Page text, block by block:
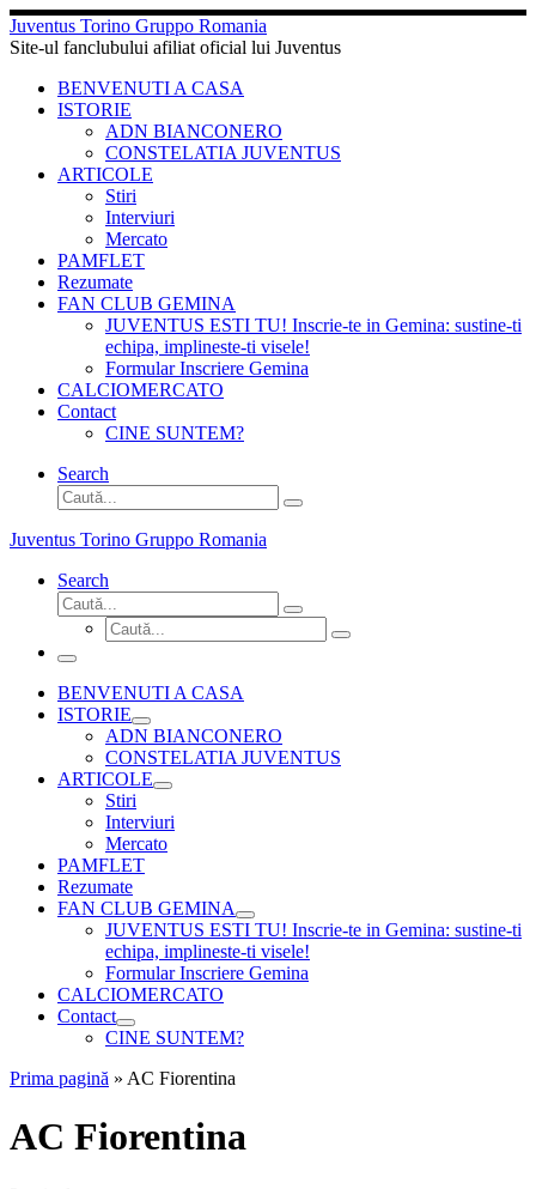
Sari
la
Juventus Torino Gruppo Romania
Site-ul fanclubului afiliat oficial lui Juventus
BENVENUTI A CASA
ISTORIE
ADN BIANCONERO
CONSTELATIA JUVENTUS
ARTICOLE
Stiri
Interviuri
Mercato
PAMFLET
Rezumate
FAN CLUB GEMINA
JUVENTUS ESTI TU! Inscrie-te in Gemina: sustine-ti
echipa, implineste-ti visele!
Formular Inscriere Gemina
CALCIOMERCATO
Contact
CINE SUNTEM?
Search
Căutare
Caută...
Juventus Torino Gruppo Romania
Search
Căutare
Caută...
Căutare
Caută...
Meniu
BENVENUTI A CASA
ISTORIE
ADN BIANCONERO
CONSTELATIA JUVENTUS
ARTICOLE
Stiri
Interviuri
Mercato
PAMFLET
Rezumate
FAN CLUB GEMINA
JUVENTUS ESTI TU! Inscrie-te in Gemina: sustine-ti
echipa, implineste-ti visele!
Formular Inscriere Gemina
CALCIOMERCATO
Contact
CINE SUNTEM?
Prima pagină » AC Fiorentina
AC Fiorentina